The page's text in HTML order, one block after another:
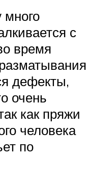
много
с
время
дефекты,
очень
как пряжи
человека
по